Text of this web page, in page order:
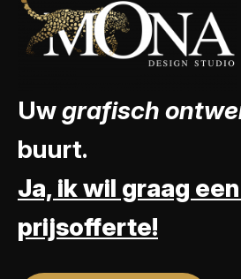
Uwgrafisch
buurt.
Ja, ik wil graag
prijsofferte!